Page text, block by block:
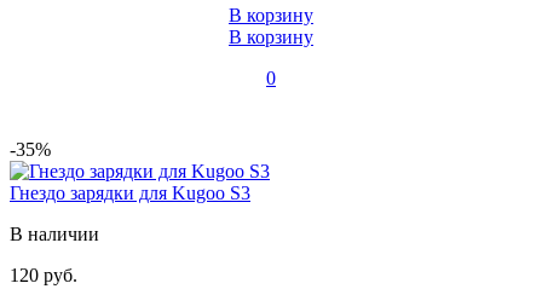
В корзину
В корзину
0
-35%
Гнездо зарядки для Kugoo S3
В наличии
120 руб.